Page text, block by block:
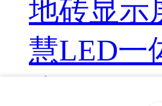
地砖显示
慧LED一